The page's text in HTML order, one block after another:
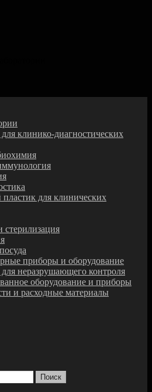
клинико-диагностических
для клинических
стерилизация
приборы и оборудование
неразрушающего контроля
оборудование и приборы
и расходные материалы